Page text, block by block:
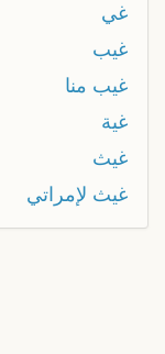
غي
غيب
غيب منا
غية
غيث
غيث لإمراتي